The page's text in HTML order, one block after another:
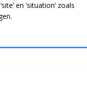
en ’situation’ zoals